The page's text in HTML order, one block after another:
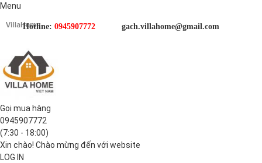
Menu
Hotline: 0945907772 gach.villahome@gmail.com
Gọi mua hàng
0945907772
(7:30 - 18:00)
Xin chào! Chào mừng đến với website
LOG IN